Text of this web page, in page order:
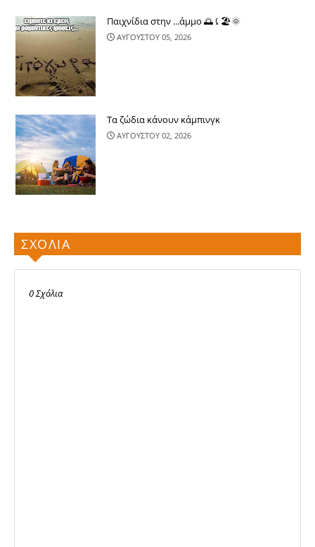
Παιχνίδια στην ...άμμο 🌅⤹🏖🌞
ΑΥΓΟΥΣΤΟΥ 05, 2026
Τα ζώδια κάνουν κάμπινγκ
ΑΥΓΟΥΣΤΟΥ 02, 2026
ΣΧΟΛΙΑ
0 Σχόλια